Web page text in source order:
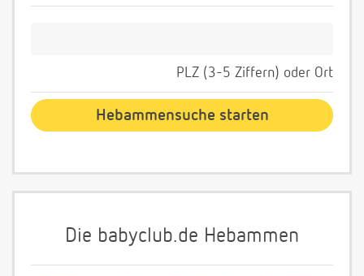
PLZ (3-5 Ziffern) oder Ort
Die babyclub.de Hebammen